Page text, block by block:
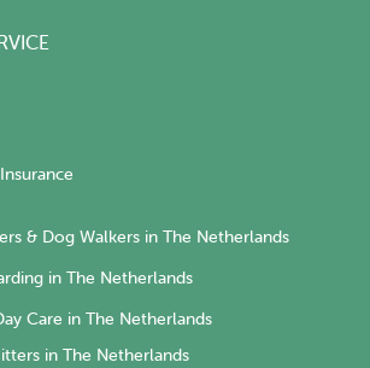
& Dog Walkers in The Netherlands
in The Netherlands
Care in The Netherlands
in The Netherlands